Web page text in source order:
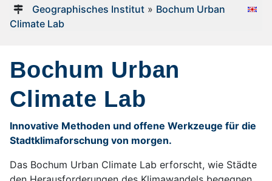
Geographisches Institut» Bochum Urban
Climate Lab
Bochum Urban
Climate Lab
Innovative Methoden und offene Werkzeuge für die
Stadtklimaforschung von morgen.
Das Bochum Urban Climate Lab erforscht, wie Städte